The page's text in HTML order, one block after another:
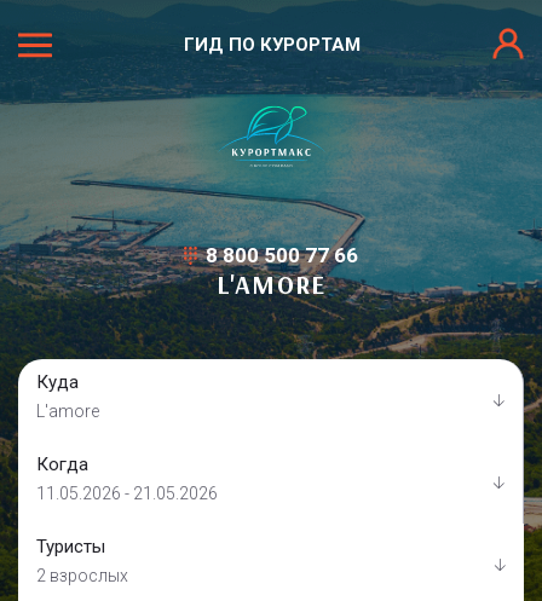
ГИД ПО КУРОРТАМ
8 800 500 77 66
L'AMORE
Куда
L'amore
Когда
11.05.2026 - 21.05.2026
Туристы
2 взрослых